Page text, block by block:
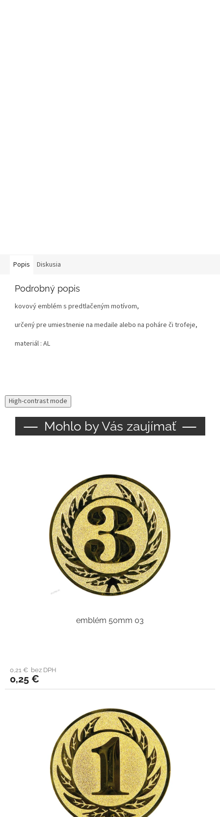
Popis Diskusia
Podrobný popis
kovový emblém s predtlačeným motívom,
určený pre umiestnenie na medaile alebo na poháre či trofeje,
materiál : AL
High-contrast mode
Mohlo by Vás zaujímať
emblém 50mm 03
0,21 € bez DPH
0,25 €